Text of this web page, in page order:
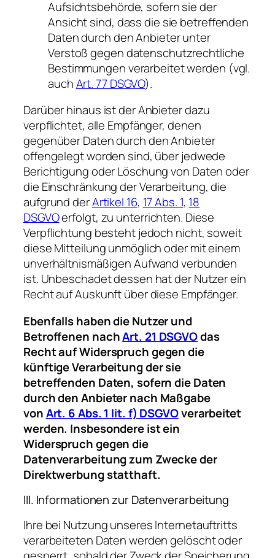
Aufsichtsbehörde, sofern sie der
Ansicht sind, dass die sie betreffenden
Daten durch den Anbieter unter
Verstoß gegen datenschutzrechtliche
Bestimmungen verarbeitet werden (vgl.
auchArt. 77 DSGVO).
Darüber hinaus ist der Anbieter dazu
verpflichtet, alle Empfänger, denen
gegenüber Daten durch den Anbieter
offengelegt worden sind, über jedwede
Berichtigung oder Löschung von Daten oder
die Einschränkung der Verarbeitung, die
aufgrund derArtikel 16, 17 Abs. 1, 18
DSGVOerfolgt, zu unterrichten. Diese
Verpflichtung besteht jedoch nicht, soweit
diese Mitteilung unmöglich oder mit einem
unverhältnismäßigen Aufwand verbunden
ist. Unbeschadet dessen hat der Nutzer ein
Recht auf Auskunft über diese Empfänger.
Ebenfalls haben die Nutzer und
Betroffenen nachArt. 21 DSGVOdas
Recht auf Widerspruch gegen die
künftige Verarbeitung der sie
betreffenden Daten, sofern die Daten
durch den Anbieter nach Maßgabe
vonArt. 6 Abs. 1 lit. f) DSGVOverarbeitet
werden. Insbesondere ist ein
Widerspruch gegen die
Datenverarbeitung zum Zwecke der
Direktwerbung statthaft.
III. Informationen zur Datenverarbeitung
Ihre bei Nutzung unseres Internetauftritts
verarbeiteten Daten werden gelöscht oder